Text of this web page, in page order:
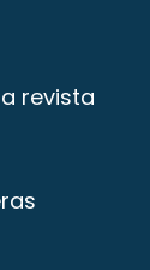
revista